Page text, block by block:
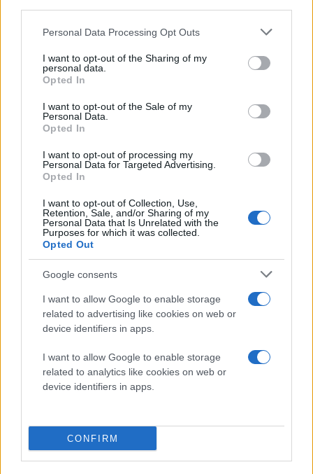
Please note that this website/app uses one or more Google
not limited to your visit or usage behaviour. You may click to
grant or deny consent to Google and its third-party tags to
use your data for below specified purposes in below Google
consent section.
Personal Data Processing Opt Outs
I want to opt-out of the Sharing of my
personal data.
Opted In
I want to opt-out of the Sale of my
Personal Data.
Opted In
I want to opt-out of processing my
Personal Data for Targeted Advertising.
Opted In
I want to opt-out of Collection, Use,
Retention, Sale, and/or Sharing of my
Personal Data that Is Unrelated with the
Purposes for which it was collected.
Opted Out
Google consents
I want to allow Google to enable storage
related to advertising like cookies on web or
device identifiers in apps.
I want to allow Google to enable storage
related to analytics like cookies on web or
device identifiers in apps.
CONFIRM
επιστήμονεςανέλυσαν στατιστικά τις διακυμάνσεις
στον αριθμό των πρωτονίων που παράγονταν στις
αναταράξεις στον αέρα που προδίδουν αλλαγές στην
ατμόσφαιρα, ενδέχεται να αποκαλύπτουν μεταβάσεις
Η ομάδα χρησιμοποίησε εξελιγμένα στατιστικά
εργαλεία υψηλής τάξης, ικανά να καταγράψουν
λεπτές μεταβολές στην κατανομή των πρωτονίων.
Μία από τις κρίσιμες μετρήσεις είναι η καμπυλότητα,
η οποία σύμφωνα με τα θεωρητικά μοντέλα θα πρέπει
να μειώνεται, στη συνέχεια να αυξάνεται και τελικά
να σταθεροποιείται όσο πλησιάζουμε στο κρίσιμο
σημείο.
Στα δεδομένα που συλλέχθηκαν, η καμπυλότητα
εμφάνισε μια ξεκάθαρη πτώση γύρω στα 20
δισεκατομμύρια ηλεκτρονιοβόλτ ανά νουκλεόνιο, με
αυτό συνιστά περίπου τη μισή από την αναμενόμενη
θεωρητική «υπογραφή» του κρίσιμου σημείου.
από δύο έως πέντε σίγμα, ανάλογα με τα μοντέλα
αναφοράς. Σε ακόμη χαμηλότερες ενέργειες, κάτω